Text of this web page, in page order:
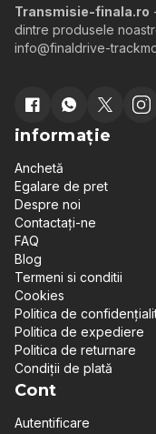
Transmisie-finala.ro
dintre produsele
info@finaldrive-
informație
Anchetă
Egalare de pret
Despre noi
Contactați-ne
FAQ
Blog
Termeni si conditii
Cookies
Politica de
Politica de expediere
Politica de returnare
Condiții de plată
Cont
Autentificare